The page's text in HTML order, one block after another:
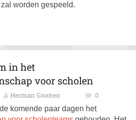
worden gespeeld.
in het
voor scholen
Herman Grooten 0
komende paar dagen het